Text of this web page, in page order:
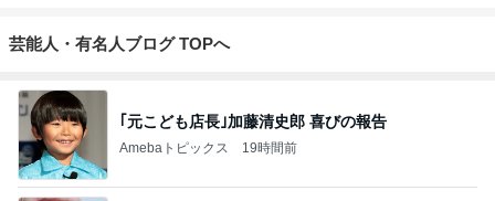
芸能人・有名人ブログ TOPへ
｢元こども店長｣加藤清史郎 喜びの報告
Amebaトピックス 19時間前